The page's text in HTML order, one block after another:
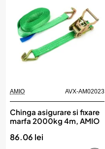
AMIO AVX-AM02023
Chinga asigurare si fixare
marfa 2000kg 4m, AMIO
86.06 lei